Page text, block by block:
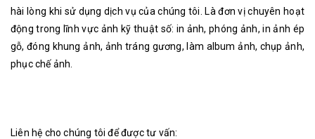
hài lòng khi sử dụng dịch vụ của chúng tôi. Là đơn vị chuyên hoạt
động trong lĩnh vực ảnh kỹ thuật số: in ảnh, phóng ảnh, in ảnh ép
gỗ, đóng khung ảnh, ảnh tráng gương, làm album ảnh, chụp ảnh,
phục chế ảnh.
Liên hệ cho chúng tôi để được tư vấn: